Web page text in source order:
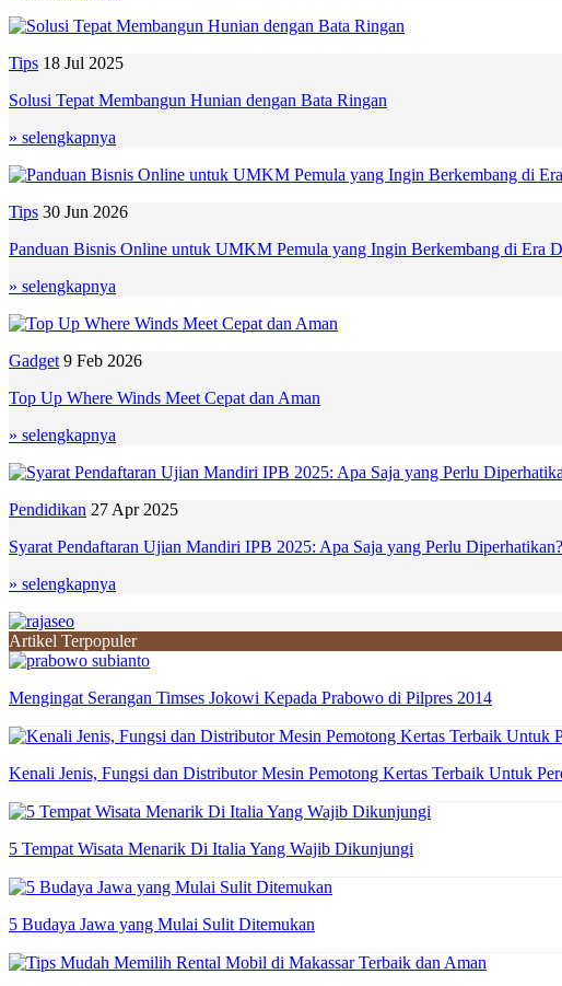
Tips 18 Jul 2025
Solusi Tepat Membangun Hunian dengan Bata Ringan
» selengkapnya
Tips 30 Jun 2026
Panduan Bisnis Online untuk UMKM Pemula yang Ingin Berkembang di Era
» selengkapnya
Gadget 9 Feb 2026
Top Up Where Winds Meet Cepat dan Aman
» selengkapnya
Pendidikan 27 Apr 2025
Syarat Pendaftaran Ujian Mandiri IPB 2025: Apa Saja yang Perlu Diperhatikan?
» selengkapnya
Artikel Terpopuler
Mengingat Serangan Timses Jokowi Kepada Prabowo di Pilpres 2014
Kenali Jenis, Fungsi dan Distributor Mesin Pemotong Kertas Terbaik Untuk
5 Tempat Wisata Menarik Di Italia Yang Wajib Dikunjungi
5 Budaya Jawa yang Mulai Sulit Ditemukan